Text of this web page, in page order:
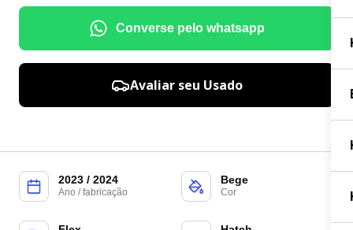
2023 / 2024
Ano / fabricação
Bege
Cor
Converse pelo whatsapp
Avaliar seu Usado